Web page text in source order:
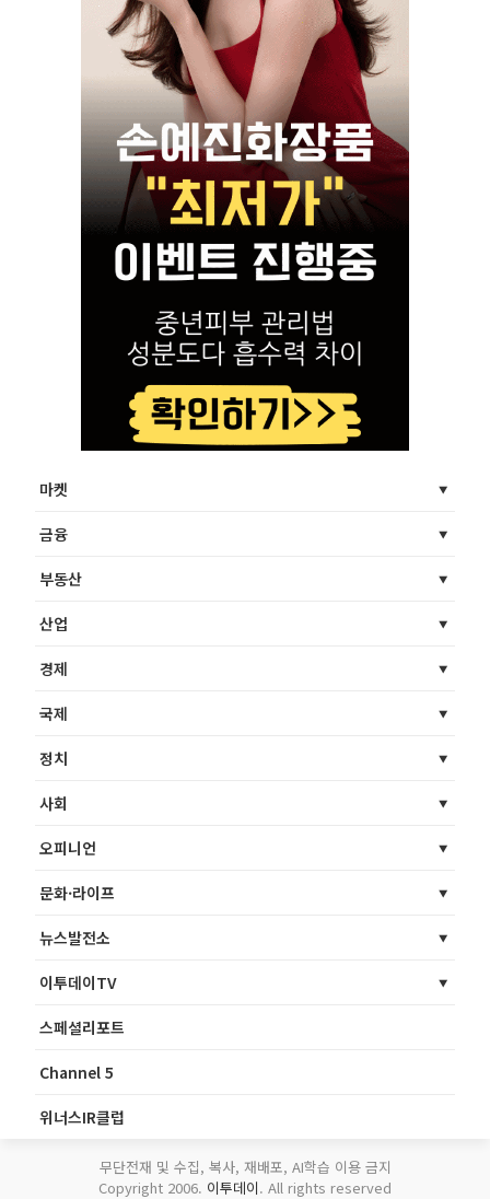
마켓
금융
부동산
산업
경제
국제
정치
사회
오피니언
문화·라이프
뉴스발전소
이투데이TV
스페셜리포트
Channel 5
위너스IR클럽
무단전재 및 수집, 복사, 재배포, AI학습 이용 금지
Copyright 2006. 이투데이. All rights reserved